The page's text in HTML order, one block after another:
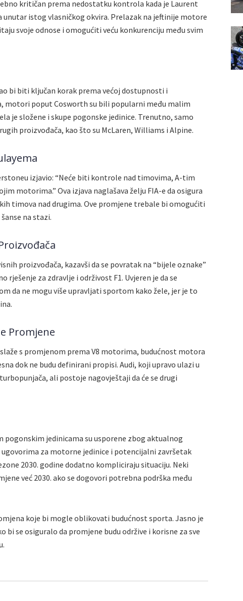
kritičan prema nedostatku kontrola kada je Laurent
unutar istog vlasničkog okvira. Prelazak na jeftinije motore
svoje odnose i omogućiti veću konkurenciju među svim
bi biti ključan korak prema većoj dostupnosti i
motori poput Cosworth su bili popularni među malim
je složene i skupe pogonske jedinice. Trenutno, samo
proizvođača, kao što su McLaren, Williams i Alpine.
izjavio: “Neće biti kontrole nad timovima, A-tim
motorima.” Ova izjava naglašava želju FIA-e da osigura
timova nad drugima. Ove promjene trebale bi omogućiti
na stazi.
proizvođača, kazavši da se povratak na “bijele oznake”
rješenje za zdravlje i održivost F1. Uvjeren je da se
da ne mogu više upravljati sportom kako žele, jer je to
Promjene
s promjenom prema V8 motorima, budućnost motora
dok ne budu definirani propisi. Audi, koji upravo ulazi u
ali postoje nagovještaji da će se drugi
pogonskim jedinicama su usporene zbog aktualnog
za motorne jedinice i potencijalni završetak
2030. godine dodatno kompliciraju situaciju. Neki
već 2030. ako se dogovori potrebna podrška među
koje bi mogle oblikovati budućnost sporta. Jasno je
bi se osiguralo da promjene budu održive i korisne za sve